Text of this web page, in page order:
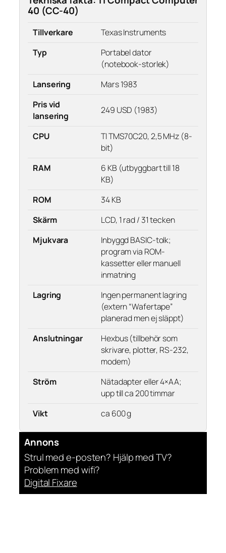
40 (CC-40)
Tillverkare
Texas Instruments
Typ
Portabel dator
(notebook-storlek)
Lansering
Mars 1983
Pris vid
lansering
249 USD (1983)
CPU
TI TMS70C20, 2,5 MHz (8-
bit)
RAM
6 KB (utbyggbart till 18
KB)
ROM
34 KB
Skärm
LCD, 1 rad / 31 tecken
Mjukvara
Inbyggd BASIC-tolk;
program via ROM-
kassetter eller manuell
inmatning
Lagring
Ingen permanent lagring
(extern “Wafertape”
planerad men ej släppt)
Anslutningar
Hexbus (tillbehör som
skrivare, plotter, RS-232,
modem)
Ström
Nätadapter eller 4×AA;
upp till ca 200 timmar
Vikt
ca 600 g
Annons
Strul med e-posten? Hjälp med TV?
Problem med wifi?
Digital Fixare